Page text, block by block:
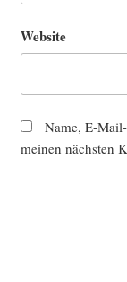
Website
Name, E-
meinen nächsten